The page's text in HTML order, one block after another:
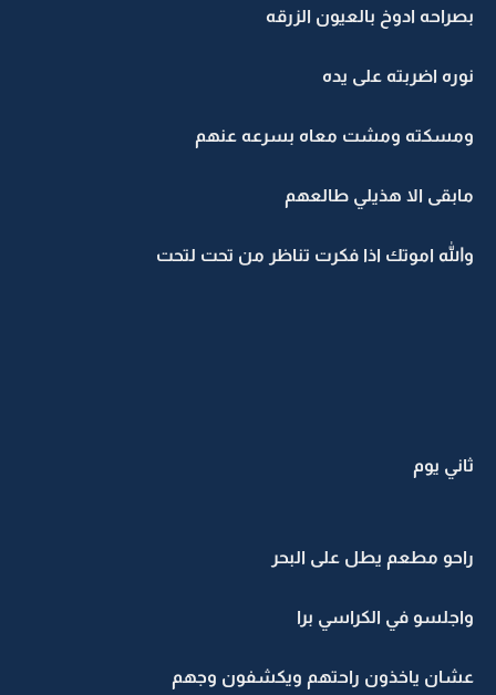
بصراحه ادوخ بالعيون الزرقه
نوره اضربته على يده
ومسكته ومشت معاه بسرعه عنهم
مابقى الا هذيلي طالعهم
والله اموتك اذا فكرت تناظر من تحت لتحت
ثاني يوم
راحو مطعم يطل على البحر
واجلسو في الكراسي برا
عشان ياخذون راحتهم ويكشفون وجهم